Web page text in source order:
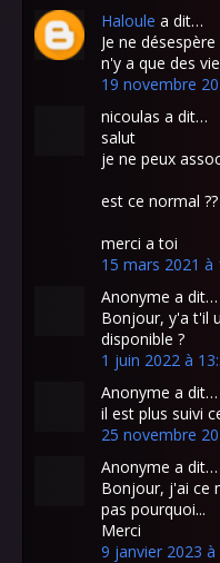
Haloule a dit…
Je ne
n'y a que des
19 novembre
nicoulas a dit…
salut
je ne peux
est ce normal ??
merci a toi
15 mars 2021 à
Anonyme a dit…
Bonjour, y'a t'il
disponible ?
1 juin 2022 à
Anonyme a dit…
il est plus suivi
25 novembre
Anonyme a dit…
Bonjour, j'ai ce
pas pourquoi...
Merci
9 janvier 2023 à